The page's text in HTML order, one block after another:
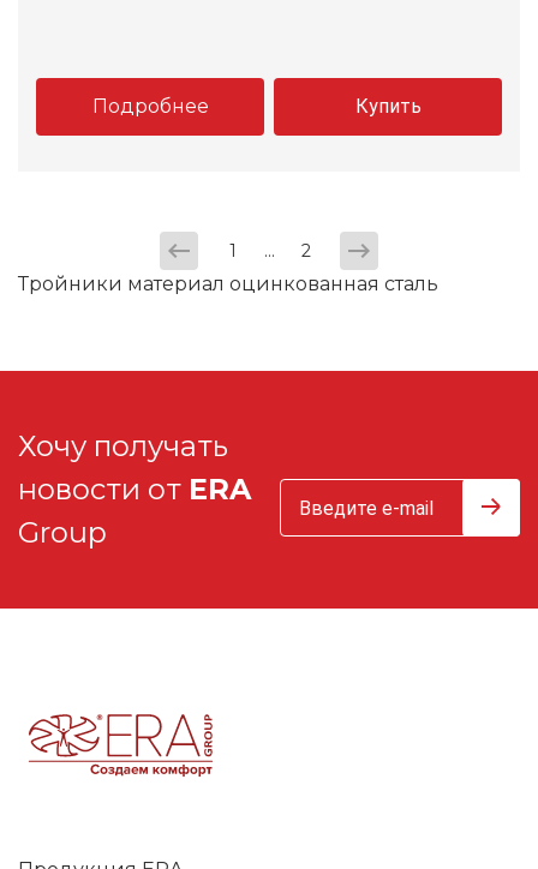
Подробнее Купить
1 ... 2
Тройники материал оцинкованная сталь
Хочу получать
новости от ERA
Group